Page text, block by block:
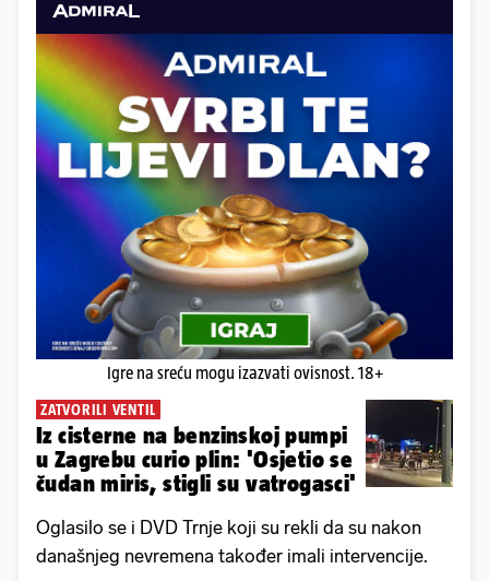
Igre na sreću mogu izazvati ovisnost. 18+
ZATVORILI VENTIL
Iz cisterne na benzinskoj pumpi
u Zagrebu curio plin: 'Osjetio se
čudan miris, stigli su vatrogasci'
Oglasilo se i DVD Trnje koji su rekli da su nakon
današnjeg nevremena također imali intervencije.